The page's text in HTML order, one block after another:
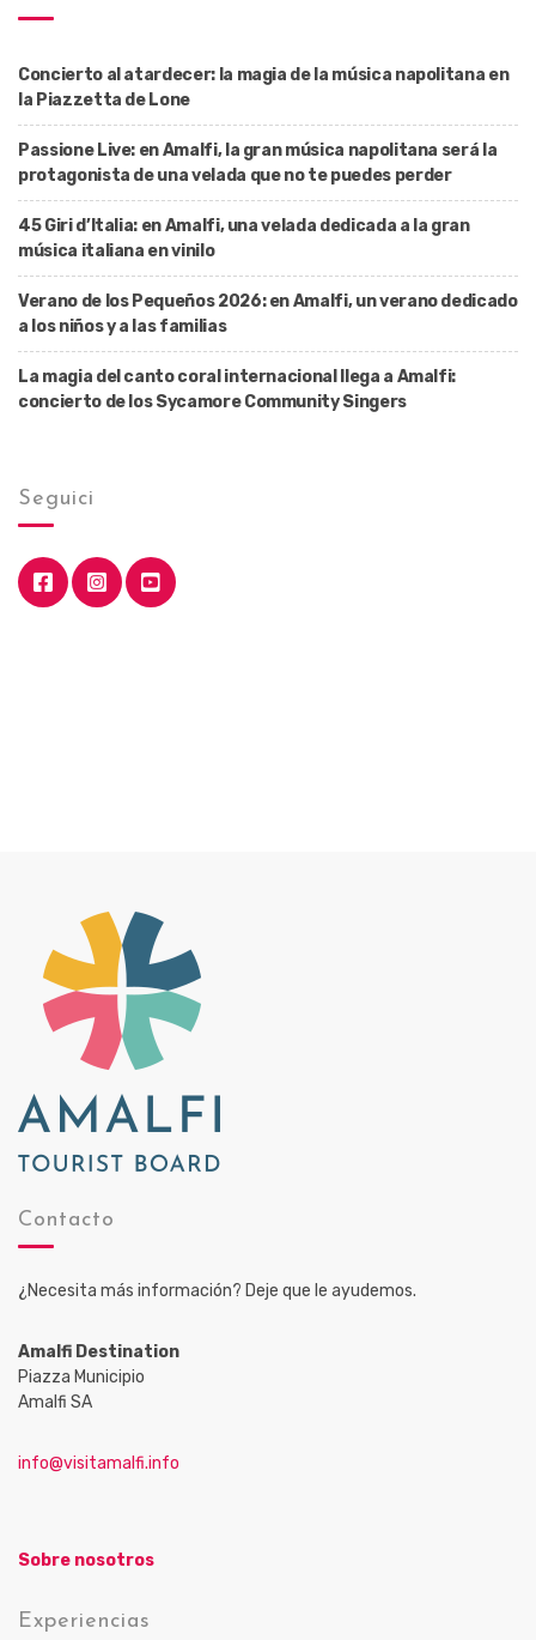
Concierto al atardecer: la magia de la música napolitana en
la Piazzetta de Lone
Passione Live: en Amalfi, la gran música napolitana será la
protagonista de una velada que no te puedes perder
45 Giri d’Italia: en Amalfi, una velada dedicada a la gran
música italiana en vinilo
Verano de los Pequeños 2026: en Amalfi, un verano dedicado
a los niños y a las familias
La magia del canto coral internacional llega a Amalfi:
concierto de los Sycamore Community Singers
Seguici
Contacto
¿Necesita más información? Deje que le ayudemos.
Amalfi Destination
Piazza Municipio
Amalfi SA
info@visitamalfi.info
Sobre nosotros
Experiencias